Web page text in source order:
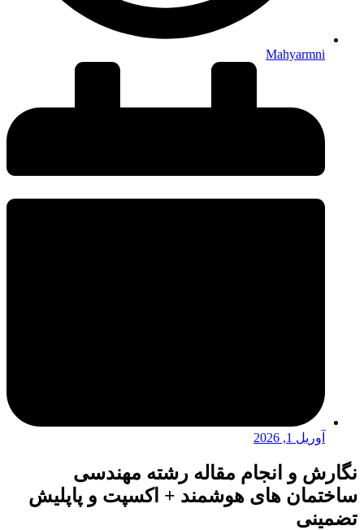
Mahyarmni
آوریل 1, 2026
نگارش و انجام مقاله رشته مهندسی
ساختمان های هوشمند + اکسپت و پاپلیش
تضمینی